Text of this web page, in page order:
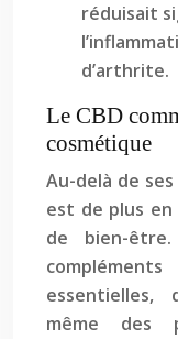
réduisait
d’arthrite.
Le CBD
cosmétique
Au-delà de
est de plus
de bien-
essentielles,
même des